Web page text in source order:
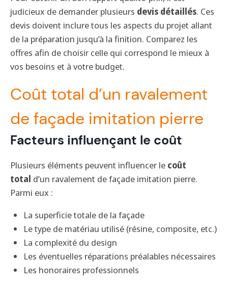
judicieux de demander plusieurs devis détaillés. Ces
devis doivent inclure tous les aspects du projet allant
de la préparation jusqu’à la finition. Comparez les
offres afin de choisir celle qui correspond le mieux à
vos besoins et à votre budget.
Coût total d’un ravalement
de façade imitation pierre
Facteurs influençant le coût
Plusieurs éléments peuvent influencer le coût
total d’un ravalement de façade imitation pierre.
Parmi eux :
La superficie totale de la façade
Le type de matériau utilisé (résine, composite, etc.)
La complexité du design
Les éventuelles réparations préalables nécessaires
Les honoraires professionnels